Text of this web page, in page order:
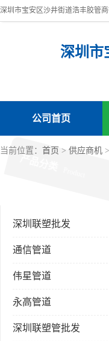
深圳市
公司首页
当前位置： 首页 > 供应商机 >
深圳联塑批发
通信管道
伟星管道
永高管道
深圳联塑管批发